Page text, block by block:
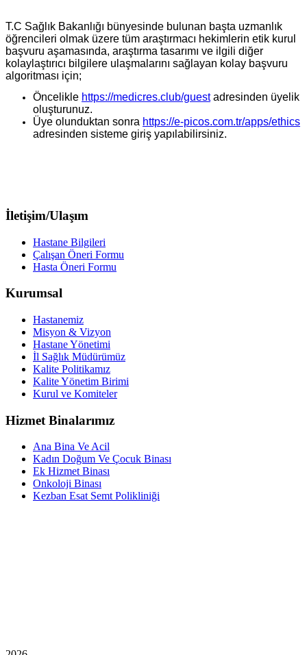
T.C Sağlık Bakanlığı bünyesinde bulunan başta uzmanlık
öğrencileri olmak üzere tüm araştırmacı hekimlerin etik kurul
başvuru aşamasında, araştırma tasarımı ve ilgili diğer
kolaylaştırıcı bilgilere ulaşmalarını sağlayan kolay başvuru
algoritması için;
Öncelikle https://medicres.club/guestadresinden üyelik
oluşturunuz.
Üye olunduktan sonra https://e-picos.com.tr/apps/ethics
adresinden sisteme giriş yapılabilirsiniz.
İletişim/Ulaşım
Hastane Bilgileri
Çalışan Öneri Formu
Hasta Öneri Formu
Kurumsal
Hastanemiz
Misyon & Vizyon
Hastane Yönetimi
İl Sağlık Müdürümüz
Kalite Politikamız
Kalite Yönetim Birimi
Kurul ve Komiteler
Hizmet Binalarımız
Ana Bina Ve Acil
Kadın Doğum Ve Çocuk Binası
Ek Hizmet Binası
Onkoloji Binası
Kezban Esat Semt Polikliniği